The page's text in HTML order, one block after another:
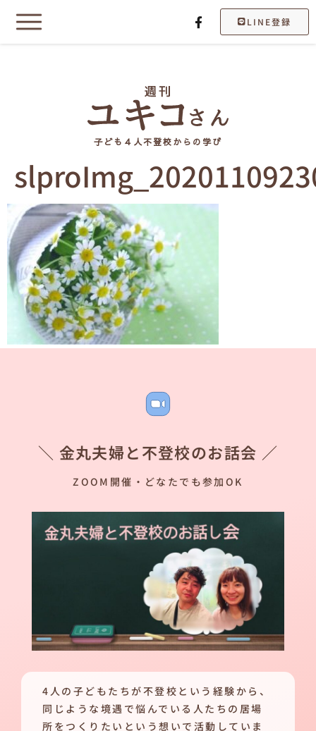
LINE登録
子ども４人不登校からの学び
＼ 金丸夫婦と不登校のお話会 ／
ZOOM開催・どなたでも参加OK
4人の子どもたちが不登校という経験から、
同じような境遇で悩んでいる人たちの居場
所をつくりたいという想いで活動していま